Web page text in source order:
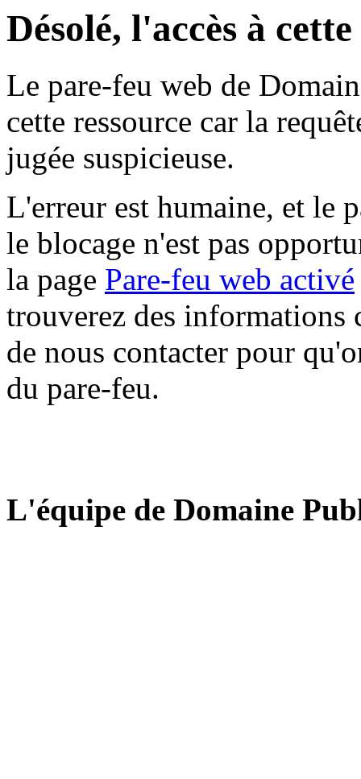
Désolé, l'accès à
Le pare-feu web de
cette ressource car la
jugée suspicieuse.
L'erreur est humaine, et le
le blocage n'est pas
la page Pare-feu web activé
trouverez des informations
de nous contacter pour
du pare-feu.
L'équipe de Domaine